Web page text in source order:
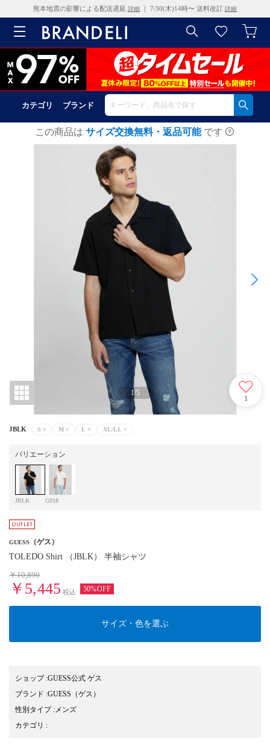
熊本地震の影響による配送遅延 詳細 ｜ 7/30(木)14時〜 送料改訂 詳細
カテゴリ ブランド
この商品は サイズ交換無料・返品可能 です
1/5
1
JBLK S × M × L × XL/LL ×
バリエーション
JBLK G018
GUESS （ゲス）
TOLEDO Shirt （JBLK） 半袖シャツ
￥10,890
￥5,445 税込 50%OFF
サイズ・色を選ぶ
ショップ:GUESS公式 ゲス
ブランド :GUESS （ゲス）
性別タイプ: メンズ
カテゴリ :